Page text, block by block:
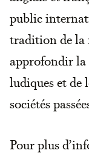
public
tradition de la
approfondir la
ludiques et de
sociétés
Pour plus